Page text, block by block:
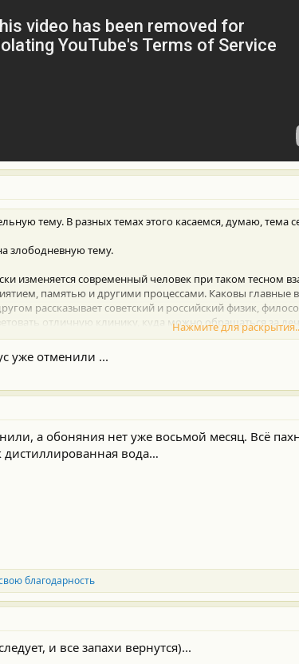
тему. В разных темах этого касаемся, думаю, тема
злободневную тему.
изменяется современный человек при таком тесном
памятью и другими процессами. Каковы главные
рассказывает советский и российский физик,
отличную клинику, куда можно обращаться за
travmatologiya-lechenie-travm-i-perelomov-
Нажмите для
уже отменили ...
а обоняния нет уже восьмой месяц. Всё
дистиллированная вода…
благодарность
и все запахи вернутся)...